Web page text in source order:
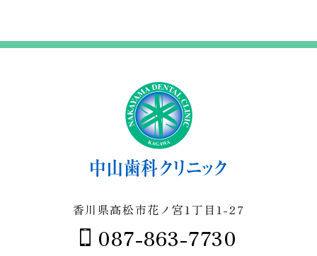
香川県高松市花ノ宮1丁目1-27
087-863-7730